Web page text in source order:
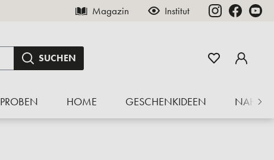
Magazin Institut
SUCHEN
PROBEN HOME GESCHENKIDEEN